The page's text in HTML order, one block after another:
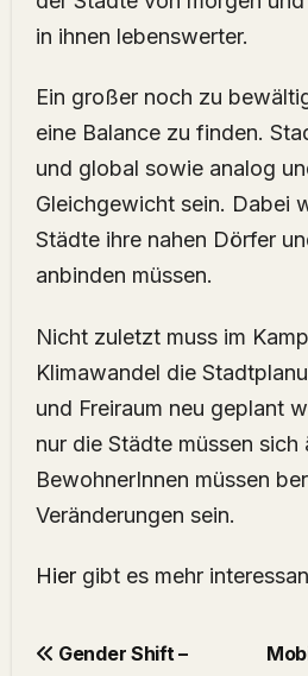
in ihnen lebenswerter.
Ein großer noch zu
eine Balance zu finden.
und global sowie analog
Gleichgewicht sein. Dabei
Städte ihre nahen Dörfer
anbinden müssen.
Nicht zuletzt muss im
Klimawandel die
und Freiraum neu geplant
nur die Städte müssen sich
BewohnerInnen müssen
Veränderungen sein.
Hier gibt es mehr
Gender Shift –